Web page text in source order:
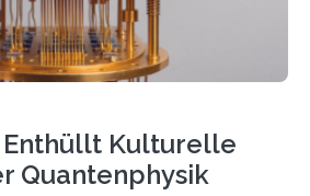
Enthüllt Kulturelle
Quantenphysik